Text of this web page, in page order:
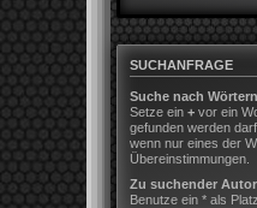
SUCHANFRAGE
Suche nach
Setze ein + vor ein
gefunden werden
wenn nur eines der
Übereinstimmungen.
Zu suchender
Benutze ein * als